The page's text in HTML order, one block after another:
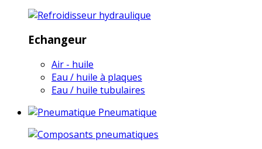
Echangeur
Air - huile
Eau / huile à plaques
Eau / huile tubulaires
Pneumatique